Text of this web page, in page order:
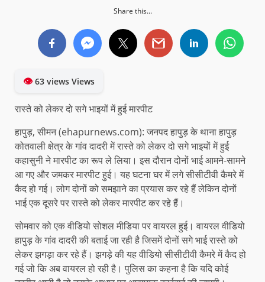
Share this...
👁63 views Views
रास्ते को लेकर दो सगे भाइयों में हुई मारपीट
हापुड़, सीमन (ehapurnews.com): जनपद हापुड़ के थाना हापुड़
कोतवाली क्षेत्र के गांव दादरी में रास्ते को लेकर दो सगे भाइयों में हुई
कहासुनी ने मारपीट का रूप ले लिया। इस दौरान दोनों भाई आमने-सामने
आ गए और जमकर मारपीट हुई। यह घटना घर में लगे सीसीटीवी कैमरे में
कैद हो गई। लोग दोनों को समझाने का प्रयास कर रहे हैं लेकिन दोनों
भाई एक दूसरे पर रास्ते को लेकर मारपीट कर रहे हैं।
सोमवार को एक वीडियो सोशल मीडिया पर वायरल हुई। वायरल वीडियो
हापुड़ के गांव दादरी की बताई जा रही है जिसमें दोनों सगे भाई रास्ते को
लेकर झगड़ा कर रहे हैं। झगड़े की यह वीडियो सीसीटीवी कैमरे में कैद हो
गई जो कि अब वायरल हो रही है। पुलिस का कहना है कि यदि कोई